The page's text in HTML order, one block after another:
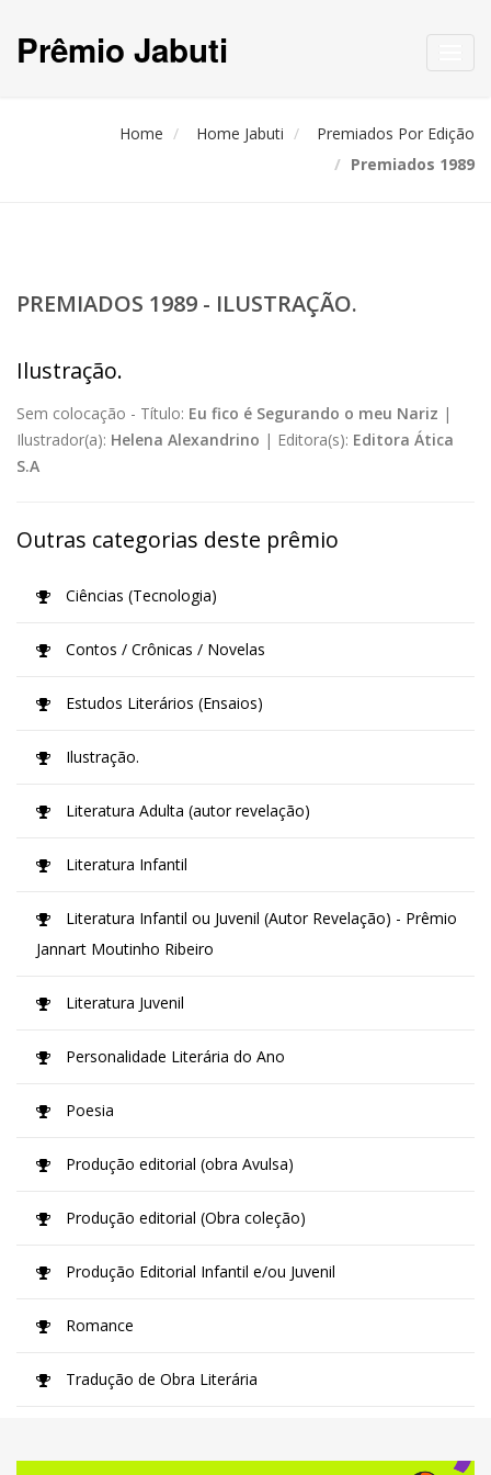
Prêmio Jabuti
Home Home Jabuti
Premiados Por Edição
Premiados 1989
PREMIADOS 1989 - ILUSTRAÇÃO.
Ilustração.
Sem colocação - Título: Eu fico é Segurando o meu Nariz |
Ilustrador(a): Helena Alexandrino | Editora(s): Editora Ática
S.A
Outras categorias deste prêmio
Ciências (Tecnologia)
Contos / Crônicas / Novelas
Estudos Literários (Ensaios)
Ilustração.
Literatura Adulta (autor revelação)
Literatura Infantil
Literatura Infantil ou Juvenil (Autor Revelação) - Prêmio
Jannart Moutinho Ribeiro
Literatura Juvenil
Personalidade Literária do Ano
Poesia
Produção editorial (obra Avulsa)
Produção editorial (Obra coleção)
Produção Editorial Infantil e/ou Juvenil
Romance
Tradução de Obra Literária